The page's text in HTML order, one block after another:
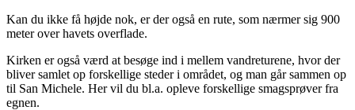
Kan du ikke få højde nok, er der også en rute, som nærmer sig 900
meter over havets overflade.
Kirken er også værd at besøge ind i mellem vandreturene, hvor der
bliver samlet op forskellige steder i området, og man går sammen op
til San Michele. Her vil du bl.a. opleve forskellige smagsprøver fra
egnen.